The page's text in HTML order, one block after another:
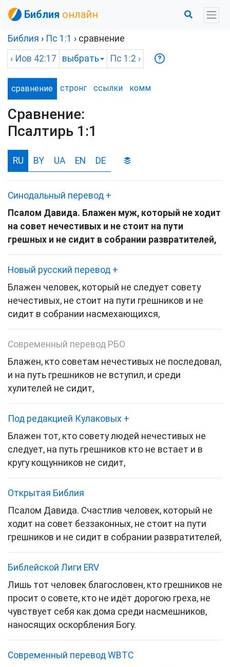
Библия онлайн
Библия › Пс 1:1 › сравнение
‹ Иов 42:17 выбрать Пс 1:2 ›
сравнение стронг ссылки комм
Сравнение:
Псалтирь 1:1
RU BY UA EN DE
Синодальный перевод +
Псалом Давида. Блажен муж, который не ходит
на совет нечестивых и не стоит на пути
грешных и не сидит в собрании развратителей,
Новый русский перевод +
Блажен человек, который не следует совету
нечестивых, не стоит на пути грешников и не
сидит в собрании насмехающихся,
Современный перевод РБО
Блажен, кто советам нечестивых не последовал,
и на путь грешников не вступил, и среди
хулителей не сидит,
Под редакцией Кулаковых +
Блажен тот, кто совету людей нечестивых не
следует, на путь грешников кто не встает и в
кругу кощунников не сидит,
Открытая Библия
Псалом Давида. Счастлив человек, который не
ходит на совет беззаконных, не стоит на пути
грешников и не сидит в собрании развратителей,
Библейской Лиги ERV
Лишь тот человек благословен, кто грешников не
просит о совете, кто не идёт дорогою греха, не
чувствует себя как дома среди насмешников,
наносящих оскорбления Богу.
Cовременный перевод WBTC